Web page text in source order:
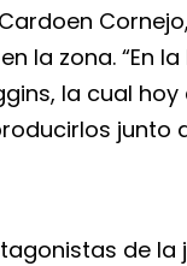
la zona. “En
la cual
junto
de